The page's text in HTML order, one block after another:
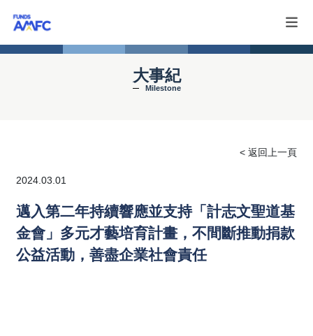
大事紀
Milestone
< 返回上一頁
2024.03.01
邁入第二年持續響應並支持「計志文聖道基
金會」多元才藝培育計畫，不間斷推動捐款
公益活動，善盡企業社會責任